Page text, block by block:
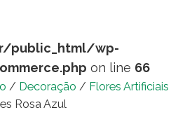
public_html/wp-
on line 66
/ Decoração / Flores Artificiais
Rosa Azul